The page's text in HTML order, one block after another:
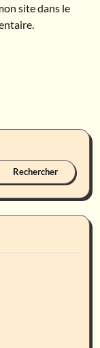
site dans le
Rechercher